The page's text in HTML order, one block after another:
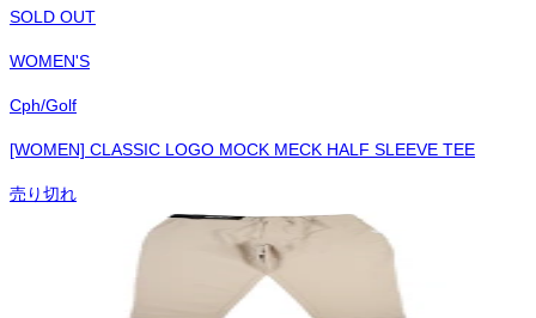
SOLD OUT
WOMEN'S
Cph/Golf
[WOMEN] CLASSIC LOGO MOCK MECK HALF SLEEVE TEE
売り切れ